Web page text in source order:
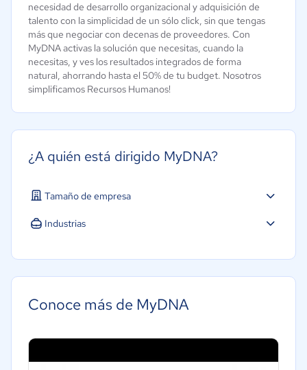
necesidad de desarrollo organizacional y adquisición de
talento con la simplicidad de un sólo click, sin que tengas
más que negociar con decenas de proveedores. Con
MyDNA activas la solución que necesitas, cuando la
necesitas, y ves los resultados integrados de forma
natural, ahorrando hasta el 50% de tu budget. Nosotros
simplificamos Recursos Humanos!
¿A quién está dirigido MyDNA?
Tamaño de empresa
Micro: 1 a 9 trabajadores
Industrias
Hotelería / Viajes
Seguros
Conoce más de MyDNA